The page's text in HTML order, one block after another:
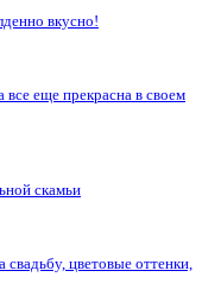
вкусно!
еще прекрасна в своем
скамьи
цветовые оттенки,